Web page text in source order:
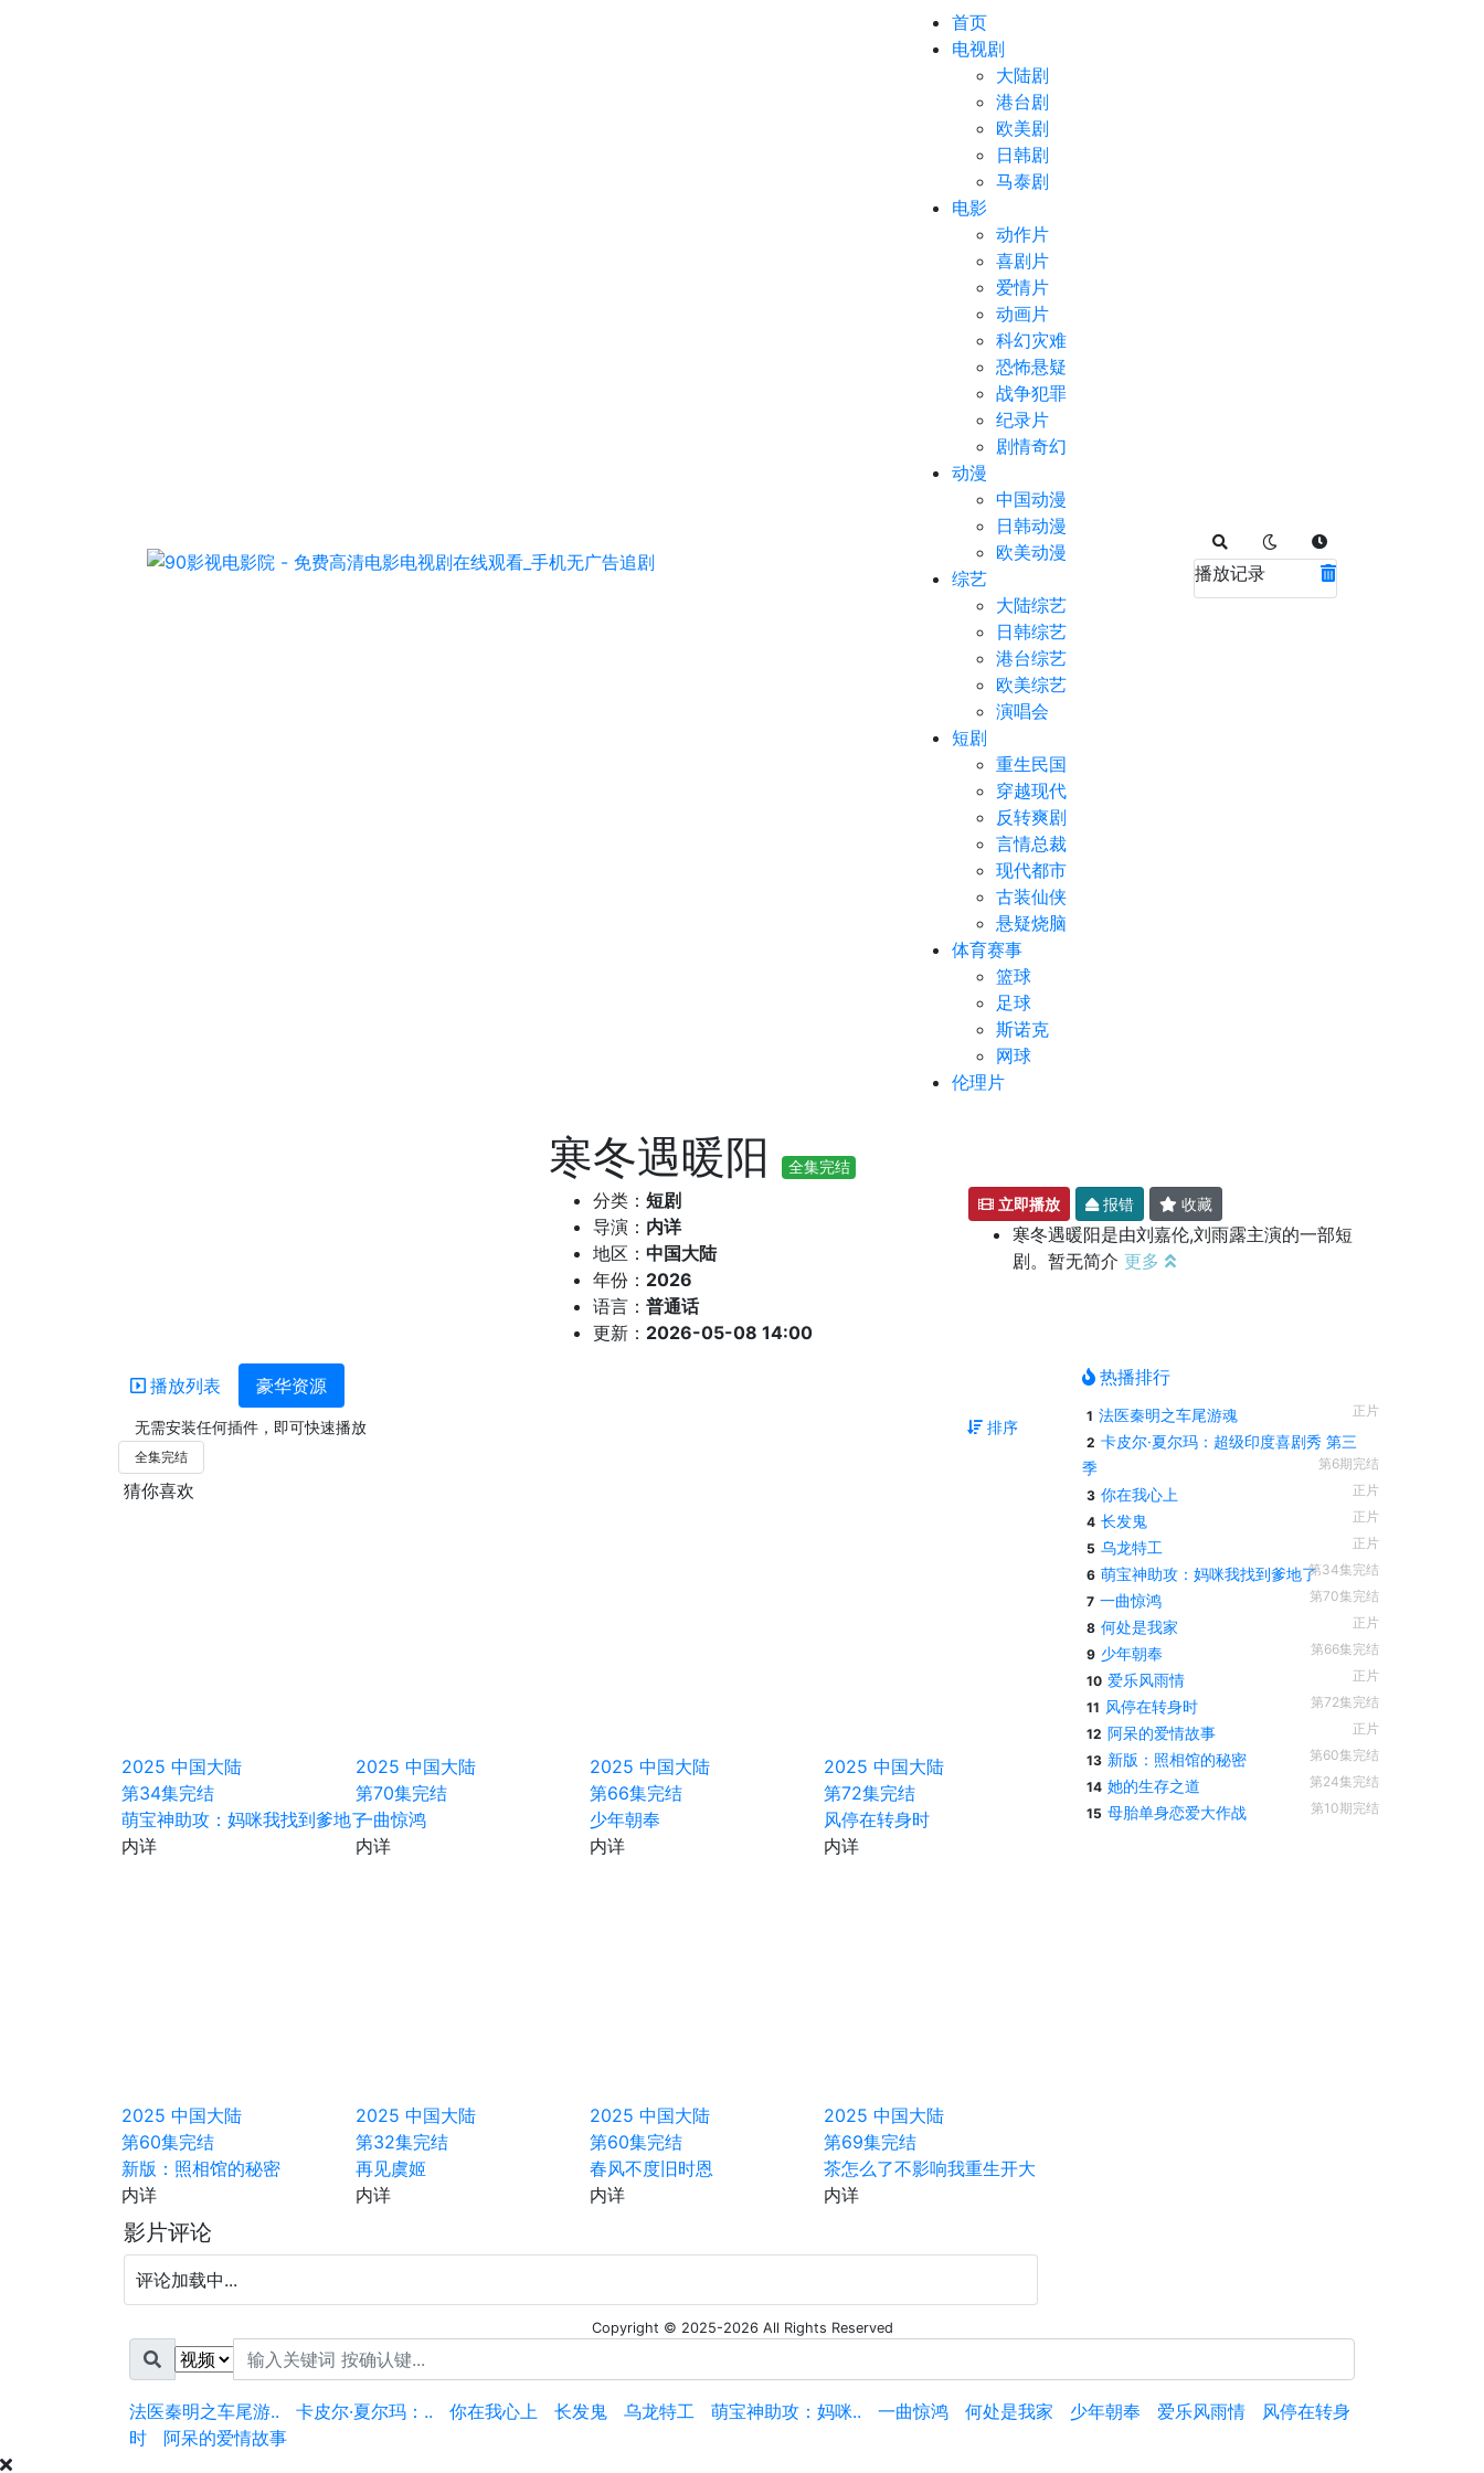
首页
电视剧
大陆剧
港台剧
欧美剧
日韩剧
马泰剧
电影
动作片
喜剧片
爱情片
动画片
科幻灾难
恐怖悬疑
战争犯罪
纪录片
剧情奇幻
动漫
中国动漫
日韩动漫
欧美动漫
综艺
大陆综艺
日韩综艺
港台综艺
欧美综艺
演唱会
短剧
重生民国
穿越现代
反转爽剧
言情总裁
现代都市
古装仙侠
悬疑烧脑
体育赛事
篮球
足球
斯诺克
网球
伦理片
播放记录
寒冬遇暖阳 全集完结
分类： 短剧
导演： 内详
地区： 中国大陆
年份： 2026
语言： 普通话
更新： 2026-05-08 14:00
立即播放 报错 收藏
寒冬遇暖阳是由刘嘉伦,刘雨露主演的一部短
剧。暂无简介 更多
播放列表 豪华资源
无需安装任何插件，即可快速播放 排序
全集完结
猜你喜欢
2025 中国大陆
第34集完结
萌宝神助攻：妈咪我找到爹地了
内详
2025 中国大陆
第70集完结
一曲惊鸿
内详
2025 中国大陆
第66集完结
少年朝奉
内详
2025 中国大陆
第72集完结
风停在转身时
内详
2025 中国大陆
第60集完结
新版：照相馆的秘密
内详
2025 中国大陆
第32集完结
再见虞姬
内详
2025 中国大陆
第60集完结
春风不度旧时恩
内详
2025 中国大陆
第69集完结
茶怎么了不影响我重生开大
内详
影片评论
评论加载中...
热播排行
1 法医秦明之车尾游魂
正片
2 卡皮尔·夏尔玛：超级印度喜剧秀 第三
季
第6期完结
3 你在我心上
正片
4 长发鬼
正片
5 乌龙特工
正片
6 萌宝神助攻：妈咪我找到爹地了第34集完结
7 一曲惊鸿
第70集完结
8 何处是我家
正片
9 少年朝奉
第66集完结
10 爱乐风雨情
正片
11 风停在转身时
第72集完结
12 阿呆的爱情故事
正片
13 新版：照相馆的秘密
第60集完结
14 她的生存之道
第24集完结
15 母胎单身恋爱大作战 第10期完结
Copyright © 2025-2026 All Rights Reserved
法医秦明之车尾游.. 卡皮尔·夏尔玛：.. 你在我心上 长发鬼 乌龙特工 萌宝神助攻：妈咪.. 一曲惊鸿 何处是我家 少年朝奉 爱乐风雨情
风停在转身
时
阿呆的爱情故事